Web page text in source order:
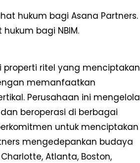
hukum bagi Asana Partners.
bagi NBIM.
ritel yang menciptakan
memanfaatkan
Perusahaan ini mengelola
beroperasi di berbagai
untuk menciptakan
mengedepankan budaya
Atlanta, Boston,